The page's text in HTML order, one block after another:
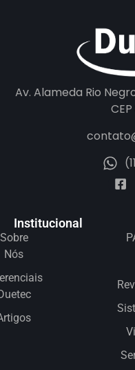
Av. Alameda Rio
Institucional
Sobre
Nós